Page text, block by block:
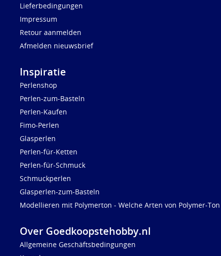
Lieferbedingungen
Impressum
Retour aanmelden
Afmelden nieuwsbrief
Inspiratie
Perlenshop
Perlen-zum-Basteln
Perlen-Kaufen
Fimo-Perlen
Glasperlen
Perlen-für-Ketten
Perlen-für-Schmuck
Schmuckperlen
Glasperlen-zum-Basteln
Modellieren mit Polymerton - Welche Arten von Polymer-
Over Goedkoopstehobby.nl
Allgemeine Geschäftsbedingungen